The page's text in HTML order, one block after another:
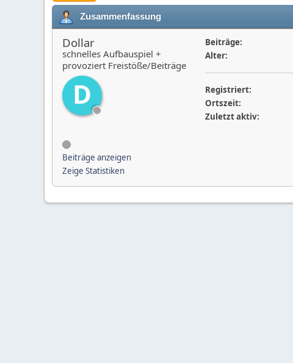
Zusammenfassung
Dollar
schnelles Aufbauspiel +
provoziert Freistöße/Beiträge
D
Beiträge anzeigen
Zeige Statistiken
Beiträge:
Alter:
Registriert:
Ortszeit:
Zuletzt aktiv: